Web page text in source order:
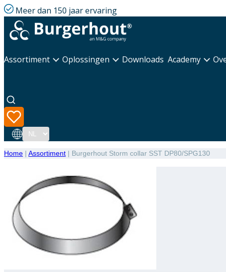
Meer dan 150 jaar ervaring
Assortiment Oplossingen Downloads Academy
Taal
Home | Assortiment | Burgerhout Storm collar SST DP80/SPG130